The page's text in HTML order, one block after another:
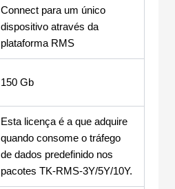
Connect para um único
dispositivo através da
plataforma RMS
150 Gb
Esta licença é a que adquire
quando consome o tráfego
de dados predefinido nos
pacotes TK-RMS-3Y/5Y/10Y.